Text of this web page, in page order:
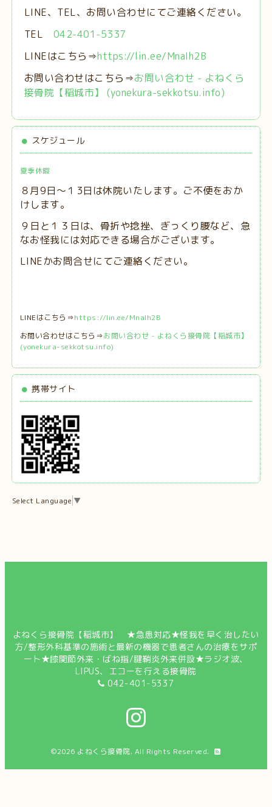
LINE、TEL、お問い合わせにてご連絡ください。
TEL 042-401-5337
LINEはこちら⇒https://lin.ee/MnaIh2B
お問い合わせはこちら⇒お問い合わせ - よねくら
接骨院【稲城市】 (yonekura-sekkotsu.info)
スケジュール
夏季休暇
８月9日～１3日は休院いたします。ご不便をおか
けします。
９日と１３日は、 骨折や捻挫、ぎっくり腰など、急
なお怪我には対応できる場合がございます。
LINEかお問合せにてご連絡ください。
LINEはこちら⇒https://lin.ee/MnaIh2B
お問い合わせはこちら⇒お問い合わせ - よねくら接骨院【稲城市】
(yonekura-sekkotsu.info)
携帯サイト
Select Language ▼
よねくら接骨院【稲城市】 ★急患対応★怪我を早く治したい
方/整形外科基準の施術と最新の機器で患者さんの治療をサポ
ート★膝関節外来・ばね指/腱鞘炎外来併設★ラジオ波、
LIPUS、エコーを行える接骨院
042-401-5337
©2026 よねくら接骨院. All Rights Reserved.